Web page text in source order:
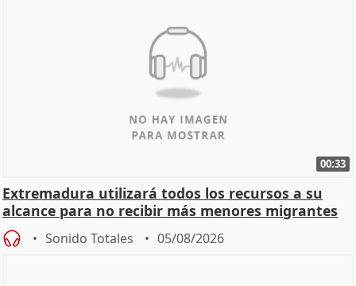
00:33
Extremadura utilizará todos los recursos a su
alcance para no recibir más menores migrantes
Sonido Totales 05/08/2026